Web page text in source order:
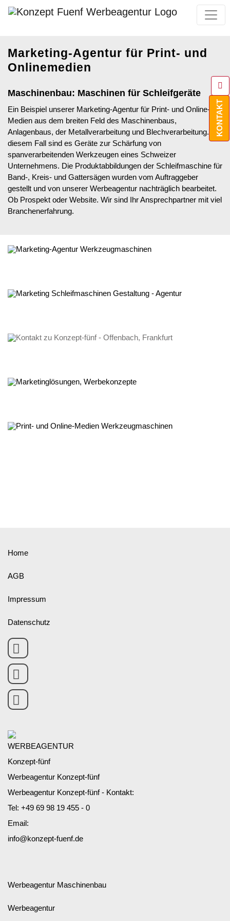
KONTAKT
Marketing-Agentur für Print- und
Onlinemedien
Maschinenbau: Maschinen für Schleifgeräte
Ein Beispiel unserer Marketing-Agentur für Print- und Online-
Medien aus dem breiten Feld des Maschinenbaus,
Anlagenbaus, der Metallverarbeitung und Blechverarbeitung. In
diesem Fall sind es Geräte zur Schärfung von
spanverarbeitenden Werkzeugen eines Schweizer
Unternehmens. Die Produktabbildungen der Schleifmaschine für
Band-, Kreis- und Gattersägen wurden vom Auftraggeber
gestellt und von unserer Werbeagentur nachträglich bearbeitet.
Ob Prospekt oder Website. Wir sind Ihr Ansprechpartner mit viel
Branchenerfahrung.
Home
AGB
Impressum
Datenschutz
Werbeagentur Konzept-fünf
Werbeagentur Konzept-fünf - Kontakt:
Tel: +49 69 98 19 455 - 0
Email:
info@konzept-fuenf.de
Werbeagentur Maschinenbau
Werbeagentur